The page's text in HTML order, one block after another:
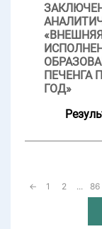
ПЕЧЕНГА
ГОД»
← 1 2 ... 86